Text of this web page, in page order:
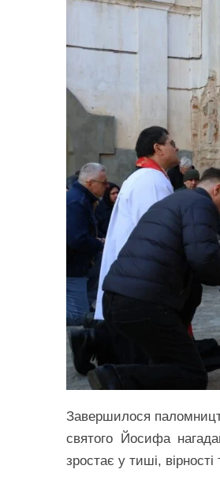
Завершилося
святого Йосифа
зростає у тиші,